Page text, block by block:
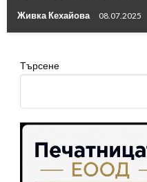
Живка Кехайова 08.07.2025
Търсене